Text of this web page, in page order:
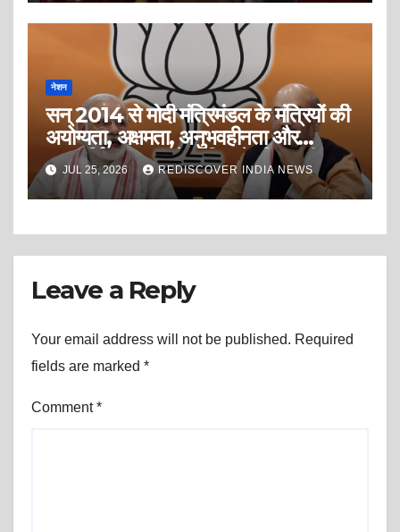
नेशन
सन् 2014 से मोदी मंत्रिमंडल के मंत्रियों की
अयोग्यता, अक्षमता, अनुभवहीनता और
अदूरदर्शिता भाजपा के भविष्य के लिए गंभीर
चिंता का विषय हैं?
JUL 25, 2026 REDISCOVER INDIA NEWS
Leave a Reply
Your email address will not be published. Required
fields are marked *
Comment*